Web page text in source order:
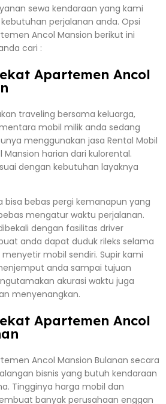
sewa kendaraan yang kami
perjalanan anda. Opsi
Ancol Mansion berikut ini
cari :
Apartemen Ancol
traveling bersama keluarga,
mobil milik anda sedang
menggunakan jasa Rental Mobil
harian dari kulorental.
dengan kebutuhan layaknya
bisa bebas pergi kemanapun yang
mengatur waktu perjalanan.
dengan fasilitas driver
anda dapat duduk rileks selama
mobil sendiri. Supir kami
anda sampai tujuan
akurasi waktu juga
menyenangkan.
Apartemen Ancol
Ancol Mansion Bulanan secara
bisnis yang butuh kendaraan
Tingginya harga mobil dan
banyak perusahaan enggan